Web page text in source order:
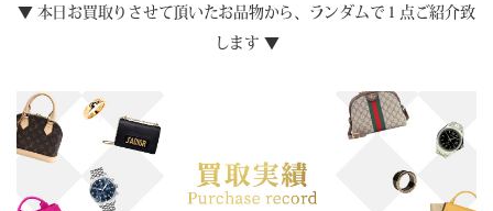
▼ 本日お買取りさせて頂いたお品物から、ランダムで１点ご紹介致
します ▼